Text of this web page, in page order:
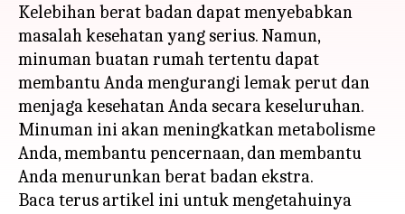
Kelebihan berat badan dapat menyebabkan
masalah kesehatan yang serius. Namun,
minuman buatan rumah tertentu dapat
membantu Anda mengurangi lemak perut dan
menjaga kesehatan Anda secara keseluruhan.
Minuman ini akan meningkatkan metabolisme
Anda, membantu pencernaan, dan membantu
Anda menurunkan berat badan ekstra.
Baca terus artikel ini untuk mengetahuinya